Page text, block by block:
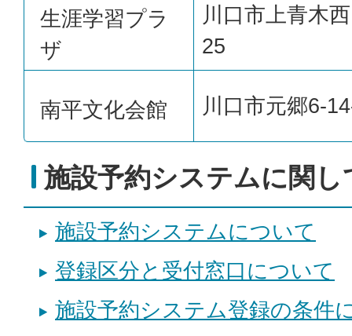
生涯学習プラ
ザ
川口市上青木
25
南平文化会館 川口市元郷6-
施設予約システムに関し
施設予約システムについて
登録区分と受付窓口について
施設予約システム登録の条件